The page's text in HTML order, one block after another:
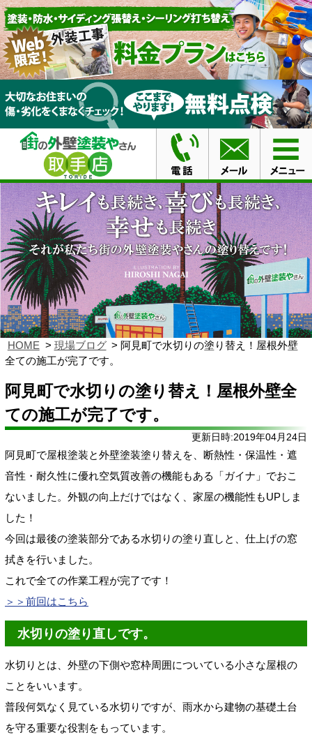
HOME 現場ブログ
阿見町で水切りの塗り替え！屋根外壁
全ての施工が完了です。
阿見町で水切りの塗り替え！屋根外壁全
ての施工が完了です。
更新日時:2019年04月24日
阿見町で屋根塗装と外壁塗装塗り替えを、断熱性・保温性・遮
音性・耐久性に優れ空気質改善の機能もある「ガイナ」でおこ
ないました。外観の向上だけではなく、家屋の機能性もUPしま
した！
今回は最後の塗装部分である水切りの塗り直しと、仕上げの窓
拭きを行いました。
これで全ての作業工程が完了です！
＞＞前回はこちら
水切りの塗り直しです。
水切りとは、外壁の下側や窓枠周囲についている小さな屋根の
ことをいいます。
普段何気なく見ている水切りですが、雨水から建物の基礎土台
を守る重要な役割をもっています。